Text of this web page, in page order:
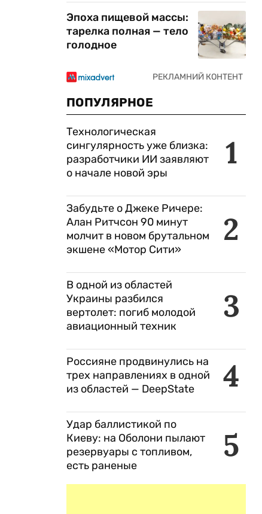
Эпоха пищевой массы:
тарелка полная — тело
голодное
ПОПУЛЯРНОЕ
1
Технологическая
сингулярность уже близка:
разработчики ИИ заявляют
о начале новой эры
2
Забудьте о Джеке Ричере:
Алан Ритчсон 90 минут
молчит в новом брутальном
экшене «Мотор Сити»
3
В одной из областей
Украины разбился
вертолет: погиб молодой
авиационный техник
4
Россияне продвинулись на
трех направлениях в одной
из областей — DeepState
5
Удар баллистикой по
Киеву: на Оболони пылают
резервуары с топливом,
есть раненые